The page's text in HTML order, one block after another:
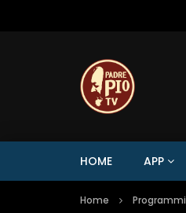
HOME APP
Home Programmi